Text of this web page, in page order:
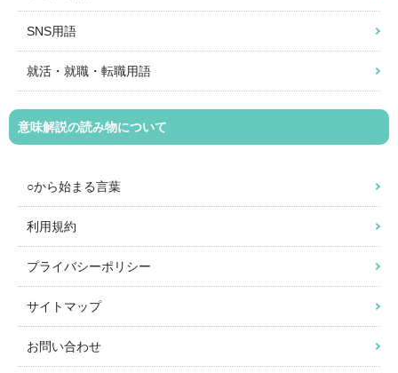
SNS用語
就活・就職・転職用語
意味解説の読み物について
○から始まる言葉
利用規約
プライバシーポリシー
サイトマップ
お問い合わせ